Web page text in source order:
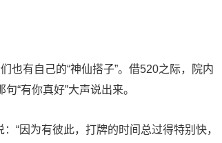
也有自己的“神仙搭子”。借520之际，院内
“有你真好”大声说出来。
“因为有彼此，打牌的时间总过得特别快，